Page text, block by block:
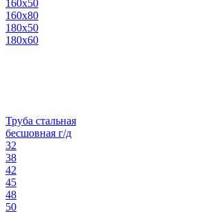
160х50
160х80
180х50
180х60
Труба стальная
бесшовная г/д
32
38
42
45
48
50